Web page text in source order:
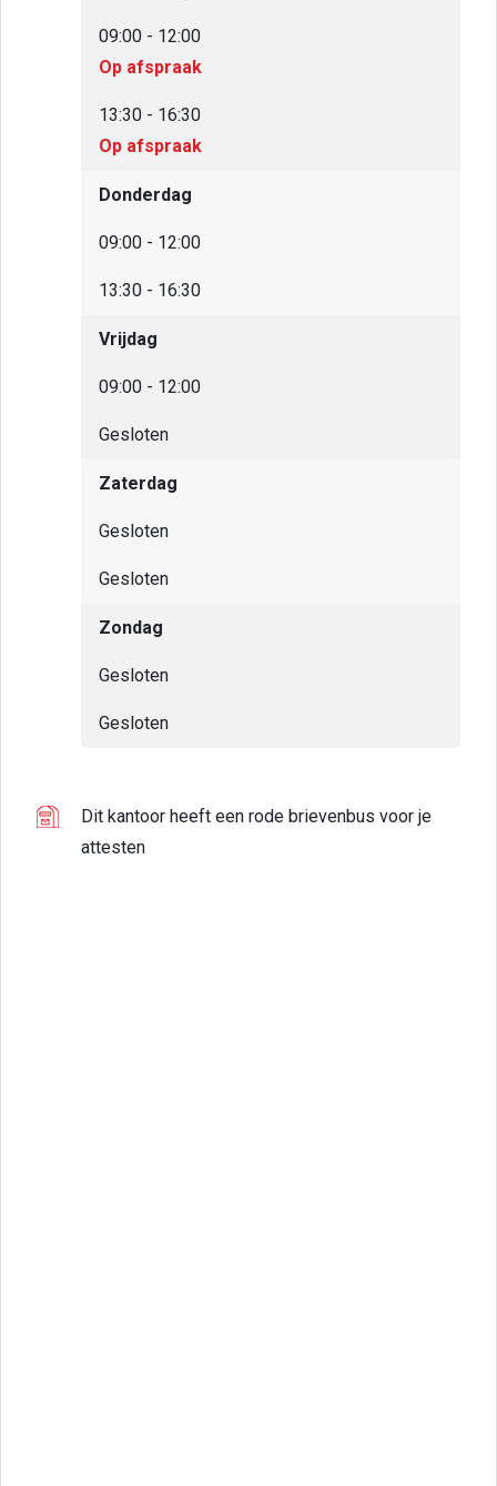
09:00 - 12:00
Op afspraak
13:30 - 16:30
Op afspraak
Donderdag
09:00 - 12:00
13:30 - 16:30
Vrijdag
09:00 - 12:00
Gesloten
Zaterdag
Gesloten
Gesloten
Zondag
Gesloten
Gesloten
Dit kantoor heeft een rode brievenbus voor je
attesten